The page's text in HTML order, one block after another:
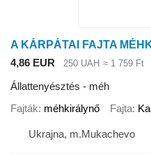
A KÁRPÁTAI FAJTA
4,86 EUR
250 UAH ≈ 1 759 Ft
Állattenyésztés - méh
Fajták méhkirálynő Fajta
Ukrajna, m.Mukachevo